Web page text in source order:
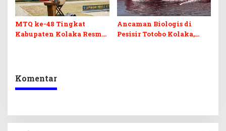
MTQ ke-48 Tingkat
Kabupaten Kolaka Resmi
Ancaman Biologis di
Pesisir Totobo Kolaka,
Komentar